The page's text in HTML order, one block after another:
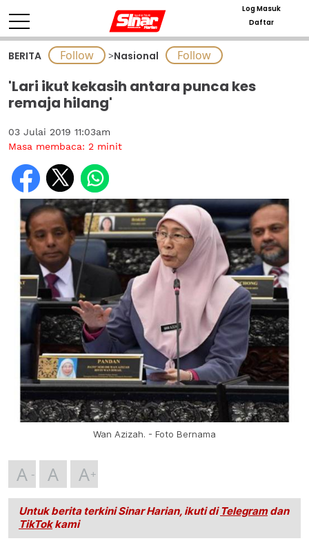
Log Masuk
Daftar
BERITA >Nasional
'Lari ikut kekasih antara punca kes
remaja hilang'
03 Julai 2019 11:03am
Masa membaca: 2 minit
Wan Azizah. - Foto Bernama
A A A
Untuk berita terkini Sinar Harian, ikuti di Telegramdan
TikTokkami